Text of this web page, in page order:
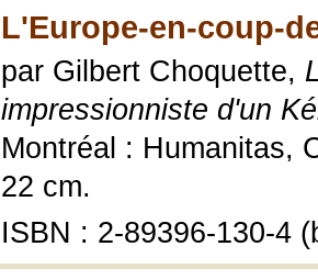
L'Europe-en-coup-
par Gilbert Choquette,
impressionniste d'un
Montréal : Humanitas,
22 cm.
ISBN : 2-89396-130-4